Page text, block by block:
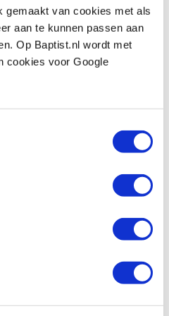
gemaakt van cookies met als
aan te kunnen passen aan
Op Baptist.nl wordt met
cookies voor Google
IBS/E boorslijper incl.
704130
IB/E lange hals